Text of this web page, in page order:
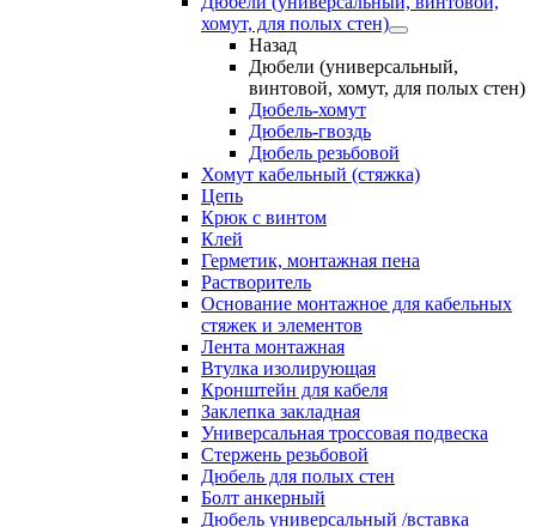
хомут, для полых стен)
Назад
Дюбели (универсальный,
винтовой, хомут, для полых стен)
Дюбель-хомут
Дюбель-гвоздь
Дюбель резьбовой
Хомут кабельный (стяжка)
Цепь
Крюк с винтом
Клей
Герметик, монтажная пена
Растворитель
Основание монтажное для кабельных
стяжек и элементов
Лента монтажная
Втулка изолирующая
Кронштейн для кабеля
Заклепка закладная
Универсальная троссовая подвеска
Стержень резьбовой
Дюбель для полых стен
Болт анкерный
Дюбель универсальный /вставка